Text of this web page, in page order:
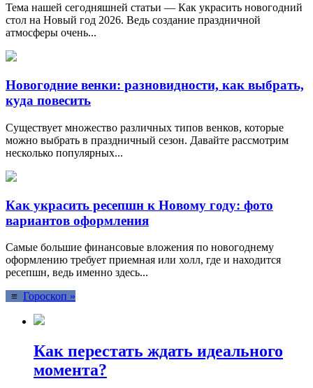
Тема нашей сегодняшней статьи — Как украсить новогодний
стол на Новый год 2026. Ведь создание праздничной
атмосферы очень...
Новогодние венки: разновидности, как выбрать,
куда повесить
Существует множество различных типов венков, которые
можно выбрать в праздничный сезон. Давайте рассмотрим
несколько популярных...
Как украсить ресепшн к Новому году: фото
вариантов оформления
Самые большие финансовые вложения по новогоднему
оформлению требует приемная или холл, где и находится
ресепшн, ведь именно здесь...
≡ Гороскоп »
Как перестать ждать идеального
момента?